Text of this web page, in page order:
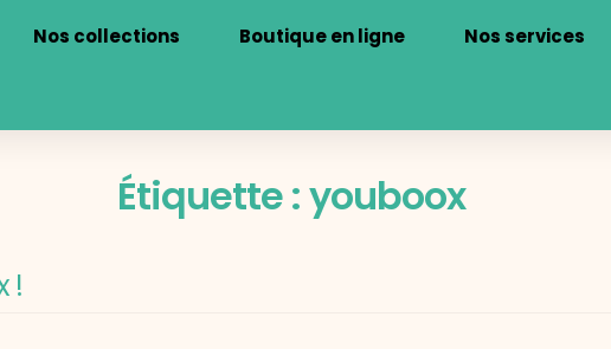
Nos collections Boutique en ligne Nos services
Étiquette :youboox
!